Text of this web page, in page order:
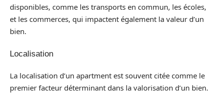
disponibles, comme les transports en commun, les écoles,
et les commerces, qui impactent également la valeur d’un
bien.
Localisation
La localisation d’un apartment est souvent citée comme le
premier facteur déterminant dans la valorisation d’un bien.